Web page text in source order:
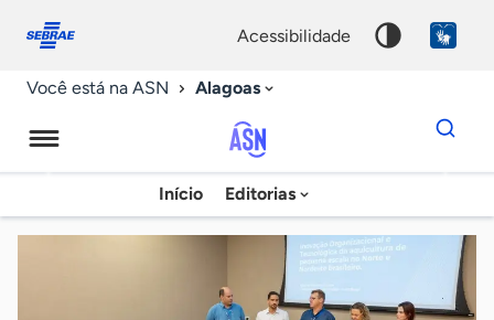
conosco
acessibilidade
Você está na ASN Alagoas
Agência
Sebrae
de
Notícias
Início Editorias
Dados
para
chave